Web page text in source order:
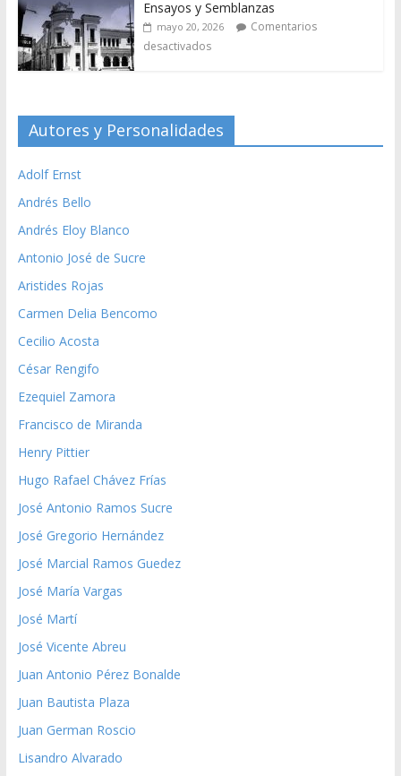
Ensayos y Semblanzas
mayo 20, 2026
Comentarios
desactivados
Autores y Personalidades
Adolf Ernst
Andrés Bello
Andrés Eloy Blanco
Antonio José de Sucre
Aristides Rojas
Carmen Delia Bencomo
Cecilio Acosta
César Rengifo
Ezequiel Zamora
Francisco de Miranda
Henry Pittier
Hugo Rafael Chávez Frías
José Antonio Ramos Sucre
José Gregorio Hernández
José Marcial Ramos Guedez
José María Vargas
José Martí
José Vicente Abreu
Juan Antonio Pérez Bonalde
Juan Bautista Plaza
Juan German Roscio
Lisandro Alvarado